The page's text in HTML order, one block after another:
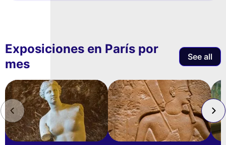
Exposiciones en París por
mes
See all